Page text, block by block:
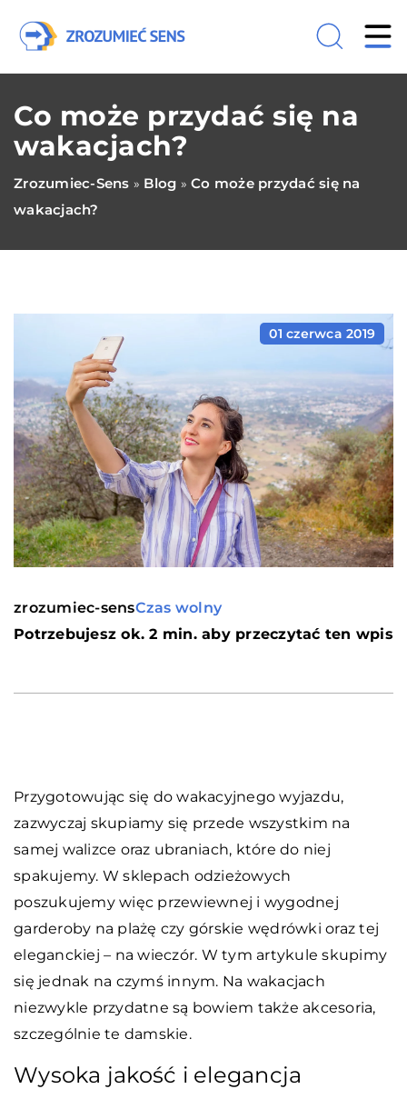
Co może przydać się na
wakacjach?
Zrozumiec-Sens » Blog » Co może przydać się na
wakacjach?
01 czerwca 2019
zrozumiec-sensCzas wolny
Potrzebujesz ok. 2 min. aby przeczytać ten wpis
Przygotowując się do wakacyjnego wyjazdu,
zazwyczaj skupiamy się przede wszystkim na
samej walizce oraz ubraniach, które do niej
spakujemy. W sklepach odzieżowych
poszukujemy więc przewiewnej i wygodnej
garderoby na plażę czy górskie wędrówki oraz tej
eleganckiej – na wieczór. W tym artykule skupimy
się jednak na czymś innym. Na wakacjach
niezwykle przydatne są bowiem także akcesoria,
szczególnie te damskie.
Wysoka jakość i elegancja